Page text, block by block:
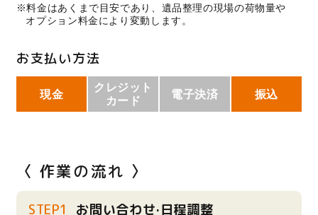
※料金はあくまで目安であり、遺品整理の現場の荷物量や
オプション料金により変動します。
お支払い方法
現金
クレジット
カード
電子決済 振込
〈 作業の流れ 〉
STEP1 お問い合わせ·日程調整